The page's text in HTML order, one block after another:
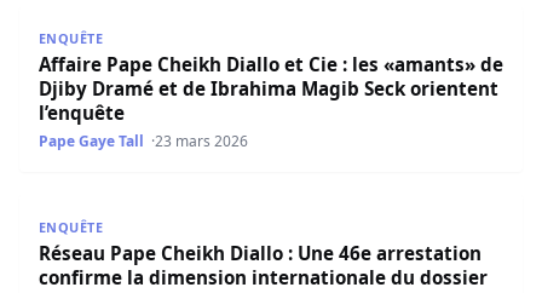
ENQUÊTE
Affaire Pape Cheikh Diallo et Cie : les «amants» de
Djiby Dramé et de Ibrahima Magib Seck orientent
l’enquête
Pape Gaye Tall 23 mars 2026
ENQUÊTE
Réseau Pape Cheikh Diallo : Une 46e arrestation
confirme la dimension internationale du dossier